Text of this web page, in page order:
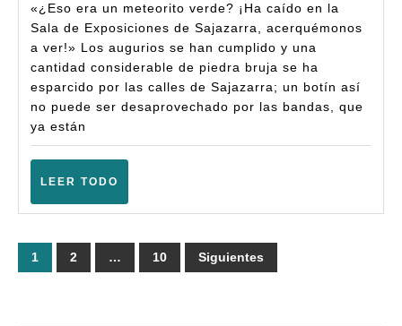
–
Mordheim
–
(Sajazarra
«¿Eso era un meteorito verde? ¡Ha caído en la
Sala de Exposiciones de Sajazarra, acerquémonos
a ver!» Los augurios se han cumplido y una
cantidad considerable de piedra bruja se ha
esparcido por las calles de Sajazarra; un botín así
no puede ser desaprovechado por las bandas, que
ya están
LEER TODO
Paginación
de
1 2 … 10 Siguientes